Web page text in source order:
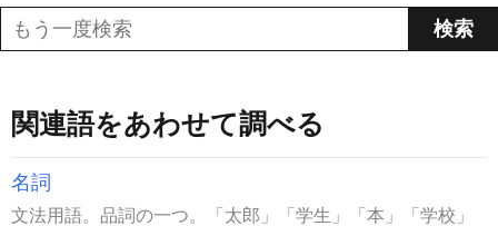
関連語をあわせて調べる
名詞
文法用語。品詞の一つ。「太郎」「学生」「本」「学校」